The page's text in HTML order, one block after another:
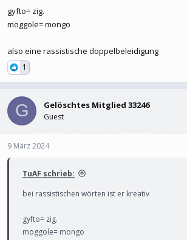
gyfto= zig.
moggole= mongo
also eine rassistische doppelbeleidigung
1
G Gelöschtes Mitglied 33246
Guest
9 März 2024
TuAF schrieb:
bei rassistischen wörten ist er kreativ
gyfto= zig.
moggole= mongo